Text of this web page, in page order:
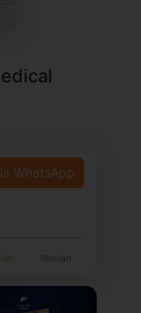
WhatsApp
Rincian